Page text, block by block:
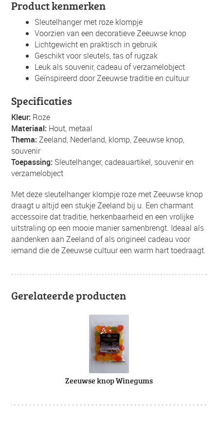
Product kenmerken
Sleutelhanger met roze klompje
Voorzien van een decoratieve Zeeuwse knop
Lichtgewicht en praktisch in gebruik
Geschikt voor sleutels, tas of rugzak
Leuk als souvenir, cadeau of verzamelobject
Geïnspireerd door Zeeuwse traditie en cultuur
Specificaties
Kleur: Roze
Materiaal: Hout, metaal
Thema: Zeeland, Nederland, klomp, Zeeuwse knop,
souvenir
Toepassing: Sleutelhanger, cadeauartikel, souvenir en
verzamelobject
Met deze sleutelhanger klompje roze met Zeeuwse knop
draagt u altijd een stukje Zeeland bij u. Een charmant
accessoire dat traditie, herkenbaarheid en een vrolijke
uitstraling op een mooie manier samenbrengt. Ideaal als
aandenken aan Zeeland of als origineel cadeau voor
iemand die de Zeeuwse cultuur een warm hart toedraagt.
Gerelateerde producten
Zeeuwse knop Winegums